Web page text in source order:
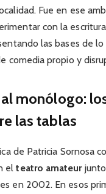
Fue en ese
con la
las bases de lo
comedia propio y
monólogo:
las tablas
de Patricia Sornosa
elteatro amateurjunto
en 2002. En esos